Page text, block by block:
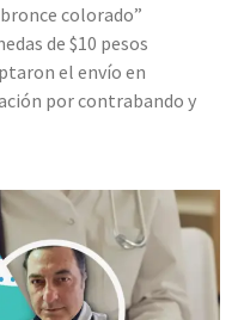
colorado”
de $10 pesos
el envío en
por contrabando y